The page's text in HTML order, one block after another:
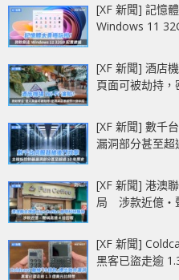
[XF 新聞] 記憶
Windows 11
[XF 新聞] 酒店
頁面可被劫持
[XF 新聞] 數千
漏洞部分甚至超
[XF 新聞] 港澳
局 涉款近億‧
[XF 新聞]
黑客已盜走逾